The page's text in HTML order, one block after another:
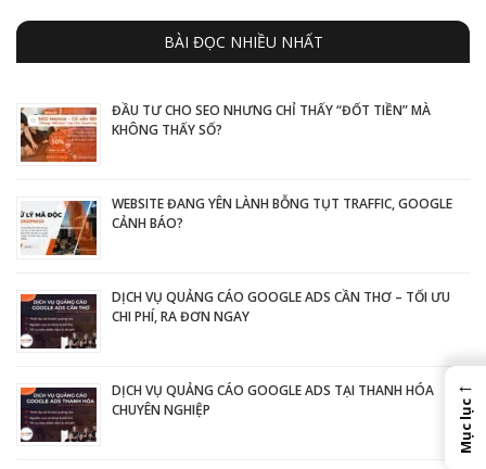
BÀI ĐỌC NHIỀU NHẤT
ĐẦU TƯ CHO SEO NHƯNG CHỈ THẤY “ĐỐT TIỀN” MÀ
KHÔNG THẤY SỐ?
WEBSITE ĐANG YÊN LÀNH BỖNG TỤT TRAFFIC, GOOGLE
CẢNH BÁO?
DỊCH VỤ QUẢNG CÁO GOOGLE ADS CẦN THƠ – TỐI ƯU
CHI PHÍ, RA ĐƠN NGAY
DỊCH VỤ QUẢNG CÁO GOOGLE ADS TẠI THANH HÓA
CHUYÊN NGHIỆP
←
Mục lục